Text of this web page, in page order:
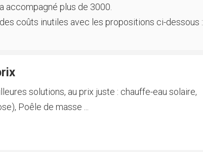
accompagné plus de 3000.
coûts inutiles avec les propositions ci-dessous :
solutions, au prix juste : chauffe-eau solaire,
Poêle de masse ...